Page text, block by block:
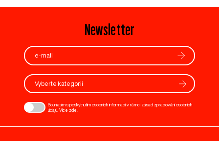
Newsletter
Vyberte kategorii
Souhlasím s poskytnutím osobních informací v rámci zásad zpracování osobních
údajů. Více zde